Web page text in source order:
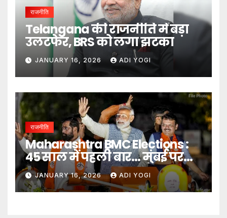
राजनीति
Telangana की राजनीति में बड़ा
उलटफेर, BRS को लगा झटका
JANUARY 16, 2026 ADI YOGI
राजनीति
Maharashtra BMC Elections :
45 साल में पहली बार… मुंबई पर
बादशाहत
JANUARY 16, 2026 ADI YOGI